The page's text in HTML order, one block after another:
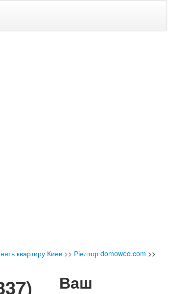
квартиру Киев >> Ріелтор domowed.com >>
Ваш